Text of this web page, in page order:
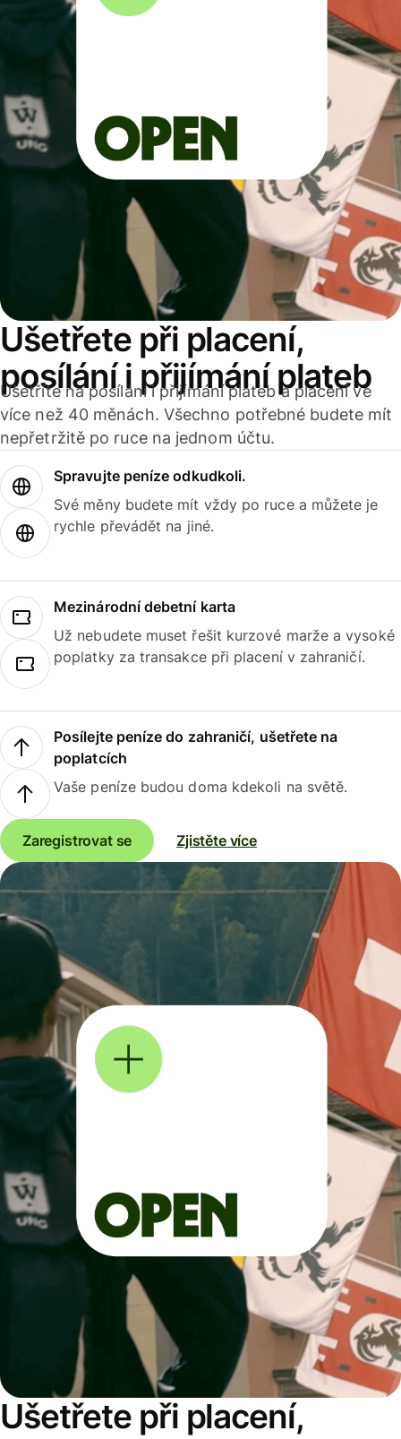
Ušetřete při placení,
posílání i přijímání plateb
Ušetříte na posílání i přijímání plateb a placení ve
více než 40 měnách. Všechno potřebné budete mít
nepřetržitě po ruce na jednom účtu.
Spravujte peníze odkudkoli.
Své měny budete mít vždy po ruce a můžete je
rychle převádět na jiné.
Mezinárodní debetní karta
Už nebudete muset řešit kurzové marže a vysoké
poplatky za transakce při placení v zahraničí.
Posílejte peníze do zahraničí, ušetřete na
poplatcích
Vaše peníze budou doma kdekoli na světě.
Zaregistrovat se Zjistěte více
Ušetřete při placení,